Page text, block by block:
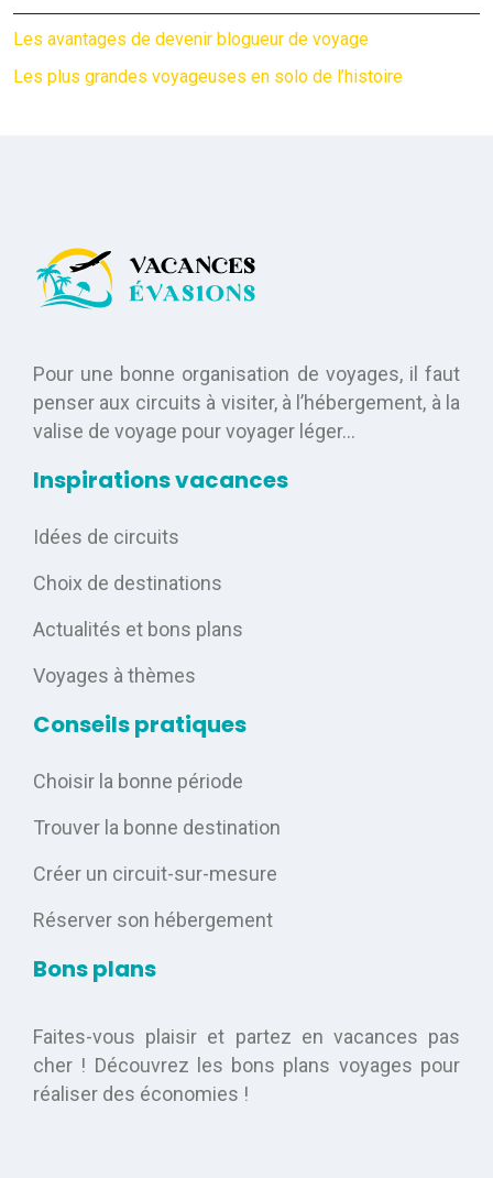
Les avantages de devenir blogueur de voyage
Les plus grandes voyageuses en solo de l’histoire
Pour une bonne organisation de voyages, il faut
penser aux circuits à visiter, à l’hébergement, à la
valise de voyage pour voyager léger…
Inspirations vacances
Idées de circuits
Choix de destinations
Actualités et bons plans
Voyages à thèmes
Conseils pratiques
Choisir la bonne période
Trouver la bonne destination
Créer un circuit-sur-mesure
Réserver son hébergement
Bons plans
Faites-vous plaisir et partez en vacances pas
cher ! Découvrez les bons plans voyages pour
réaliser des économies !